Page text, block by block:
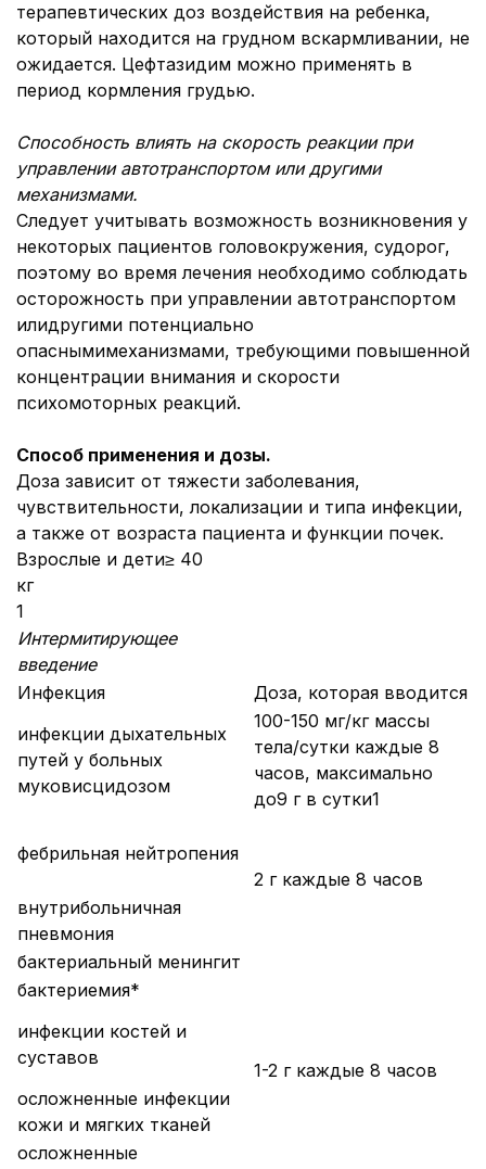
терапевтических доз воздействия на ребенка,
который находится на грудном вскармливании, не
ожидается. Цефтазидим можно применять в
период кормления грудью.
Способность влиять на скорость реакции при
управлении автотранспортом или другими
механизмами.
Следует учитывать возможность возникновения у
некоторых пациентов головокружения, судорог,
поэтому во время лечения необходимо соблюдать
осторожность при управлении автотранспортом
илидругими потенциально
опаснымимеханизмами, требующими повышенной
концентрации внимания и скорости
психомоторных реакций.
Способ применения и дозы.
Доза зависит от тяжести заболевания,
чувствительности, локализации и типа инфекции,
а также от возраста пациента и функции почек.
Взрослые и дети≥ 40
кг
1
Интермитирующее
введение
Инфекция
Доза, которая вводится
инфекции дыхательных
путей у больных
муковисцидозом
100-150 мг/кг массы
тела/сутки каждые 8
часов, максимально
до9 г в сутки1
фебрильная нейтропения
2 г каждые 8 часов
внутрибольничная
пневмония
бактериальный менингит
бактериемия*
инфекции костей и
суставов
1-2 г каждые 8 часов
осложненные инфекции
кожи и мягких тканей
осложненные